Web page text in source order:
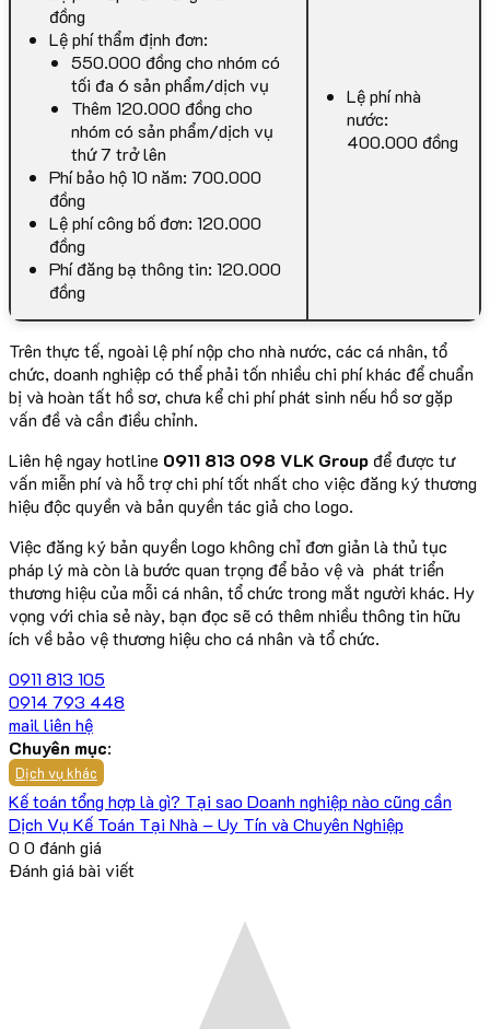
đồng
Lệ phí thẩm định đơn:
550.000 đồng cho nhóm có
tối đa 6 sản phẩm/dịch vụ
Thêm 120.000 đồng cho
nhóm có sản phẩm/dịch vụ
thứ 7 trở lên
Phí bảo hộ 10 năm: 700.000
đồng
Lệ phí công bố đơn: 120.000
đồng
Phí đăng bạ thông tin: 120.000
đồng
Lệ phí nhà
nước:
400.000 đồng
Trên thực tế, ngoài lệ phí nộp cho nhà nước, các cá nhân, tổ
chức, doanh nghiệp có thể phải tốn nhiều chi phí khác để chuẩn
bị và hoàn tất hồ sơ, chưa kể chi phí phát sinh nếu hồ sơ gặp
vấn đề và cần điều chỉnh.
Liên hệ ngay hotline 0911 813 098VLK Group để được tư
vấn miễn phí và hỗ trợ chi phí tốt nhất cho việc đăng ký thương
hiệu độc quyền và bản quyền tác giả cho logo.
Việc đăng ký bản quyền logo không chỉ đơn giản là thủ tục
pháp lý mà còn là bước quan trọng để bảo vệ và phát triển
thương hiệu của mỗi cá nhân, tổ chức trong mắt người khác. Hy
vọng với chia sẻ này, bạn đọc sẽ có thêm nhiều thông tin hữu
ích về bảo vệ thương hiệu cho cá nhân và tổ chức.
0911 813 105
0914 793 448
mail liên hệ
Chuyên mục:
Dịch vụ khác
Kế toán tổng hợp là gì? Tại sao Doanh nghiệp nào cũng cần
Dịch Vụ Kế Toán Tại Nhà – Uy Tín và Chuyên Nghiệp
0 0 đánh giá
Đánh giá bài viết